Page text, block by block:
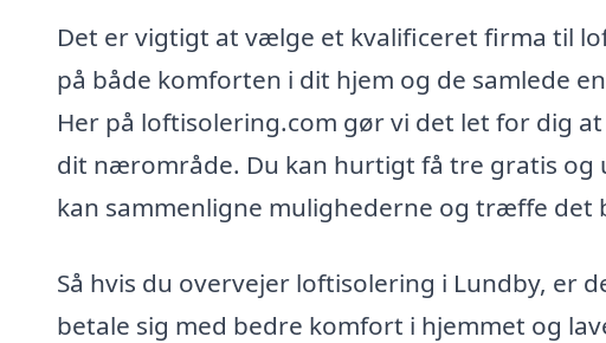
Det er vigtigt at vælge et kvalificeret firma til
på både komforten i dit hjem og de samlede
Her på loftisolering.com gør vi det let for dig
dit nærområde. Du kan hurtigt få tre gratis og
kan sammenligne mulighederne og træffe det
Så hvis du overvejer loftisolering i Lundby, er
betale sig med bedre komfort i hjemmet og